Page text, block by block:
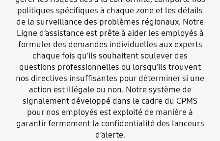
politiques spécifiques à chaque zone et les détails
de la surveillance des problèmes régionaux. Notre
Ligne d’assistance est prête à aider les employés à
formuler des demandes individuelles aux experts
chaque fois qu’ils souhaitent soulever des
questions professionnelles ou lorsqu’ils trouvent
nos directives insuffisantes pour déterminer si une
action est illégale ou non. Notre système de
signalement développé dans le cadre du CPMS
pour nos employés est exploité de manière à
garantir fermement la confidentialité des lanceurs
d’alerte.